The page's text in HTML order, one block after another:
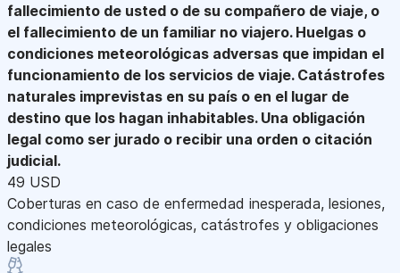
fallecimiento de usted o de su compañero de viaje, o
el fallecimiento de un familiar no viajero. Huelgas o
condiciones meteorológicas adversas que impidan el
funcionamiento de los servicios de viaje. Catástrofes
naturales imprevistas en su país o en el lugar de
destino que los hagan inhabitables. Una obligación
legal como ser jurado o recibir una orden o citación
judicial.
49 USD
Coberturas en caso de enfermedad inesperada, lesiones,
condiciones meteorológicas, catástrofes y obligaciones
legales